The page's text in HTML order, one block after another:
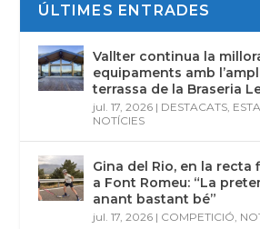
ÚLTIMES ENTRADES
Vallter continua la
equipaments amb
terrassa de la Braseria
jul. 17, 2026 | DESTACATS
NOTÍCIES
Gina del Rio, en la recta
a Font Romeu: “La
anant bastant bé”
jul. 17, 2026 | COMPETICIÓ